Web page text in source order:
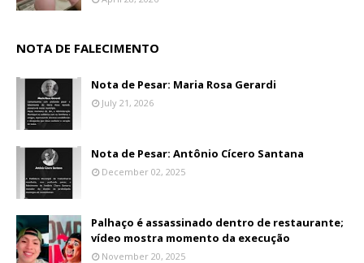
NOTA DE FALECIMENTO
Nota de Pesar: Maria Rosa Gerardi
July 21, 2026
Nota de Pesar: Antônio Cícero Santana
December 02, 2025
Palhaço é assassinado dentro de restaurante;
vídeo mostra momento da execução
November 20, 2025